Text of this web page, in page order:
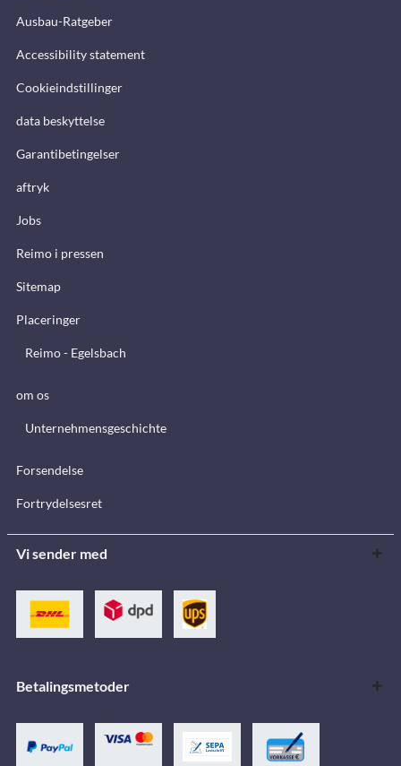
Ausbau-Ratgeber
Accessibility statement
Cookieindstillinger
data beskyttelse
Garantibetingelser
aftryk
Jobs
Reimo i pressen
Sitemap
Placeringer
Reimo - Egelsbach
om os
Unternehmensgeschichte
Forsendelse
Fortrydelsesret
Vi sender med
Betalingsmetoder